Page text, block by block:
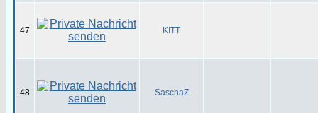
47 KITT
48 SaschaZ